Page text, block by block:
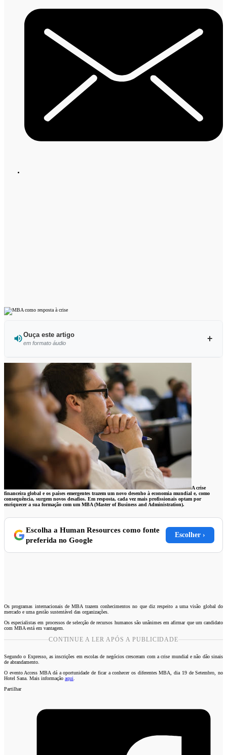
Ouça este artigo
em formato áudio
Ouvir este artigo
A crise
financeira global e os países emergentes trazem um novo desenho à economia mundial e, como
consequência, surgem novos desafios. Em resposta, cada vez mais profissionais optam por
enriquecer a sua formação com um MBA (Master of Business and Administration).
Escolha a Human Resources como fonte
preferida no Google
Escolher ›
Os programas internacionais de MBA trazem conhecimentos no que diz respeito a uma visão global do
mercado e uma gestão sustentável das organizações.
Os especialistas em processos de selecção de recursos humanos são unânimes em afirmar que um candidato
com MBA está em vantagem.
CONTINUE A LER APÓS A PUBLICIDADE
Segundo o Expresso, as inscrições em escolas de negócios cresceram com a crise mundial e não dão sinais
de abrandamento.
O evento Access MBA dá a oportunidade de ficar a conhecer os diferentes MBA, dia 19 de Setembro, no
Hotel Sana. Mais informação aqui
Partilhar